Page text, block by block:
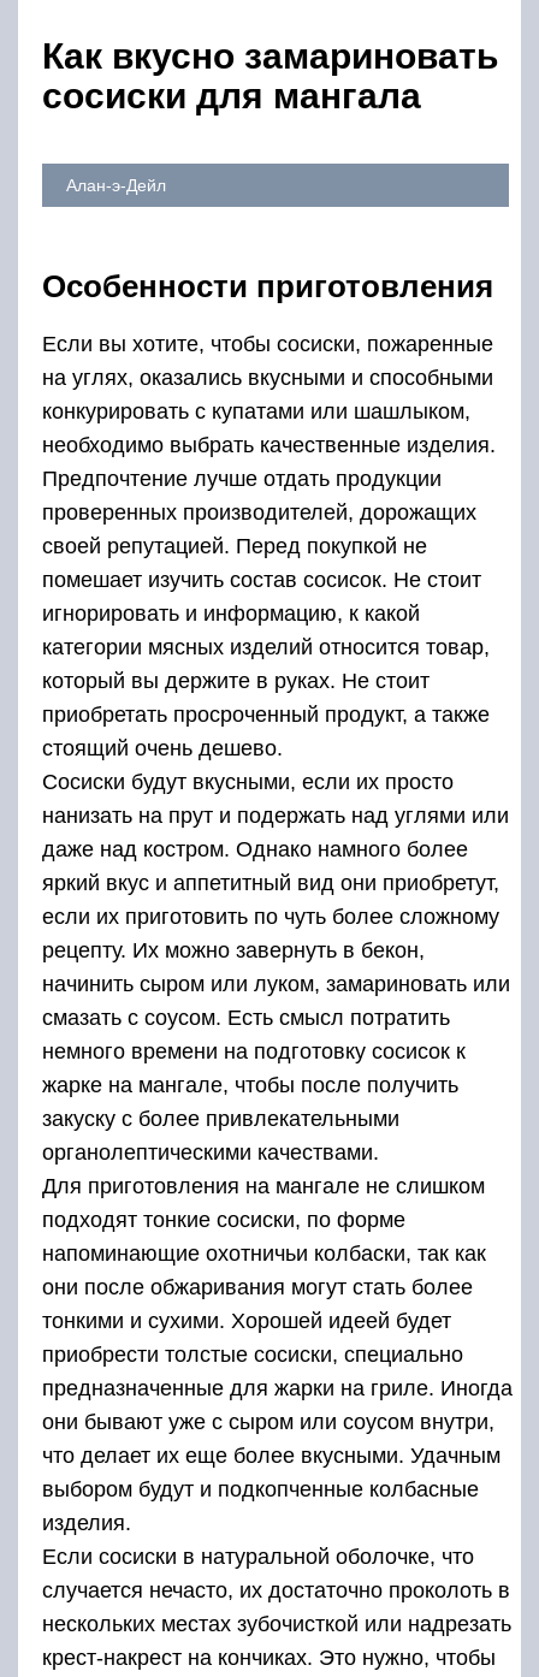
Как вкусно замариновать
сосиски для мангала
Алан-э-Дейл
Особенности приготовления
Если вы хотите, чтобы сосиски, пожаренные
на углях, оказались вкусными и способными
конкурировать с купатами или шашлыком,
необходимо выбрать качественные изделия.
Предпочтение лучше отдать продукции
проверенных производителей, дорожащих
своей репутацией. Перед покупкой не
помешает изучить состав сосисок. Не стоит
игнорировать и информацию, к какой
категории мясных изделий относится товар,
который вы держите в руках. Не стоит
приобретать просроченный продукт, а также
стоящий очень дешево.
Сосиски будут вкусными, если их просто
нанизать на прут и подержать над углями или
даже над костром. Однако намного более
яркий вкус и аппетитный вид они приобретут,
если их приготовить по чуть более сложному
рецепту. Их можно завернуть в бекон,
начинить сыром или луком, замариновать или
смазать с соусом. Есть смысл потратить
немного времени на подготовку сосисок к
жарке на мангале, чтобы после получить
закуску с более привлекательными
органолептическими качествами.
Для приготовления на мангале не слишком
подходят тонкие сосиски, по форме
напоминающие охотничьи колбаски, так как
они после обжаривания могут стать более
тонкими и сухими. Хорошей идеей будет
приобрести толстые сосиски, специально
предназначенные для жарки на гриле. Иногда
они бывают уже с сыром или соусом внутри,
что делает их еще более вкусными. Удачным
выбором будут и подкопченные колбасные
изделия.
Если сосиски в натуральной оболочке, что
случается нечасто, их достаточно проколоть в
нескольких местах зубочисткой или надрезать
крест-накрест на кончиках. Это нужно, чтобы